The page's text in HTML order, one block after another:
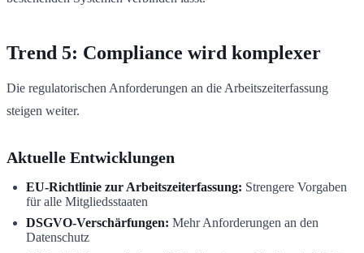
Trend 5: Compliance wird komplexer
Die regulatorischen Anforderungen an die Arbeitszeiterfassung
steigen weiter.
Aktuelle Entwicklungen
EU-Richtlinie zur Arbeitszeiterfassung: Strengere Vorgaben
für alle Mitgliedsstaaten
DSGVO-Verschärfungen: Mehr Anforderungen an den
Datenschutz